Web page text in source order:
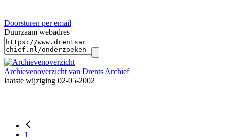
Doorsturen per email
Duurzaam webadres
Archievenoverzicht van Drents Archief
laatste wijziging 02-05-2002
1